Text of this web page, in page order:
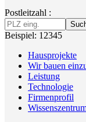
Postleitzahl :
Beispiel: 12345
Hausprojekte
Wir bauen
Leistung
Technologie
Firmenprofil